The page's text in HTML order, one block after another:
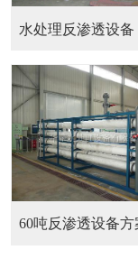
荣华荣181
反